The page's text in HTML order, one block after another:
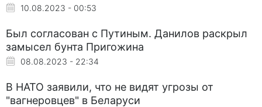
10.08.2023 - 00:53
Был согласован с Путиным. Данилов раскрыл
замысел бунта Пригожина
08.08.2023 - 22:34
В НАТО заявили, что не видят угрозы от
"вагнеровцев" в Беларуси